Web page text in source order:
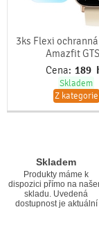
3ks Flexi
Amazfit
Cena: 189
Skladem
Z kategorie
Skladem
Produkty máme k
dispozici přímo na
skladu. Uvedená
dostupnost je aktuální